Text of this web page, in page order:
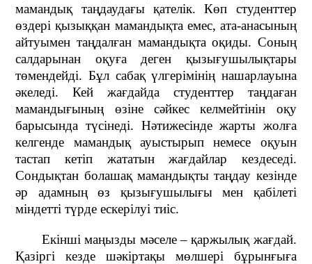
мамандық таңдаудағы қателік. Көп студенттер
өздері қызыққан мамандықта емес, ата-анасының
айтуымен таңдалған мамандықта оқиды. Соның
салдарынан оқуға деген қызығушылықтары
төмендейді. Бұл сабақ үлгерімінің нашарлауына
әкеледі. Кей жағдайда студенттер таңдаған
мамандығының өзіне сәйкес келмейтінін оқу
барысында түсінеді. Нәтижесінде жарты жолға
келгенде мамандық ауыстырып немесе оқуын
тастап кетіп жататын жағдайлар кездеседі.
Сондықтан болашақ мамандықты таңдау кезінде
әр адамның өз қызығушылығы мен қабілеті
міндетті түрде ескерілуі тиіс.
Екінші маңызды мәселе – қаржылық жағдай.
Қазіргі кезде шәкіртақы мөлшері бұрынғыға